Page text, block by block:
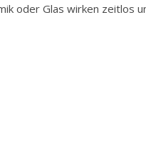
oder Glas wirken zeitlos